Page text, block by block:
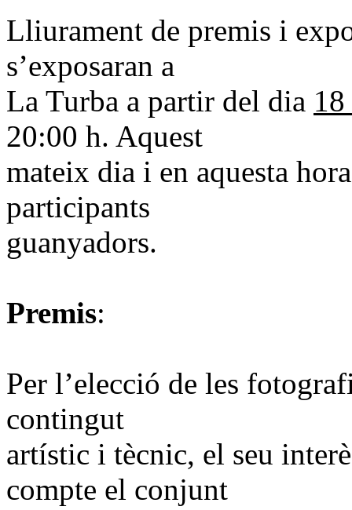
Lliurament de premis i
s’exposaran a
La Turba a partir del dia
20:00 h. Aquest
mateix dia i en aquesta
participants
guanyadors.
Premis:
Per l’elecció de les
contingut
artístic i tècnic, el seu
compte el conjunt